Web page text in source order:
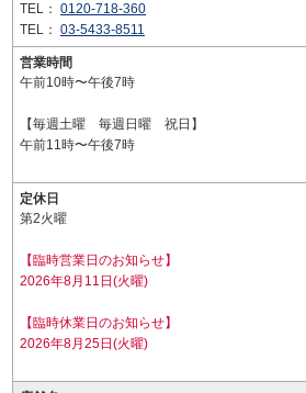
TEL： 0120-718-360
TEL： 03-5433-8511
営業時間
午前10時〜午後7時
【毎週土曜 毎週日曜 祝日】
午前11時〜午後7時
定休日
第2火曜
【臨時営業日のお知らせ】
2026年8月11日(火曜)
【臨時休業日のお知らせ】
2026年8月25日(火曜)